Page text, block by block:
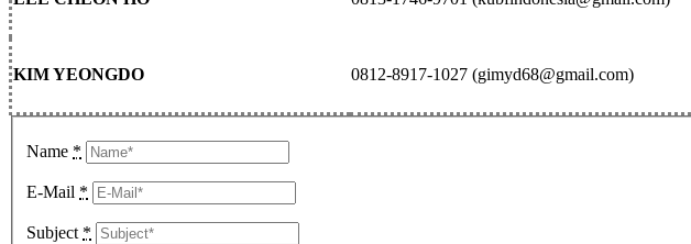
KIM YEONGDO 0812-8917-1027 (gimyd68@gmail.com)
Name *
E-Mail *
Subject *